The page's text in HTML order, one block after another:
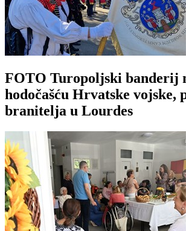
FOTO Turopoljski banderij
hodočašću Hrvatske vojske,
branitelja u Lourdes